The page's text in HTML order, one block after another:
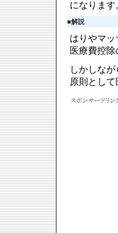
になります
■解説
はりやマ
医療費控除
しかしな
原則とし